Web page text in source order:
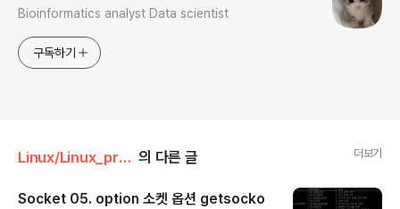
Bioinformatics analyst Data scientist
구독하기
Linux/Linux_programing 의 다른 글 더보기
Socket 05. option 소켓 옵션 getsocko